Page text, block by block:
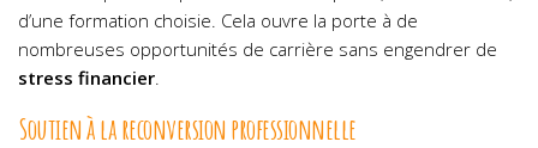
d’une formation choisie. Cela ouvre la porte à de
nombreuses opportunités de carrière sans engendrer de
stress financier
Soutien à la reconversion professionnelle